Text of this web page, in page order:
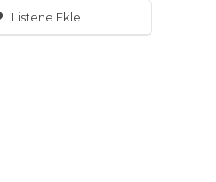
Listene Ekle